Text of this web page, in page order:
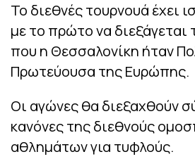
Το διεθνές τουρνουά έχει
με το πρώτο να διεξάγεται
που η Θεσσαλονίκη ήταν
Πρωτεύουσα της Ευρώπης.
Οι αγώνες θα διεξαχθούν
κανόνες της διεθνούς
αθλημάτων για τυφλούς.